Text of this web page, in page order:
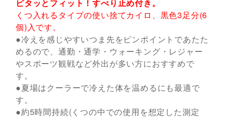
ピタッとフィット！すべり止め付き。
くつ入れるタイプの使い捨てカイロ、黒色3足分(6
個)入です。
●冷えを感じやすいつま先をピンポイントであたた
めるので、通勤・通学・ウォーキング・レジャー
やスポーツ観戦など外出が多い方におすすめで
す。
●夏場はクーラーで冷えた体を温めるにも最適で
す。
●約5時間持続(くつの中での使用を想定した測定